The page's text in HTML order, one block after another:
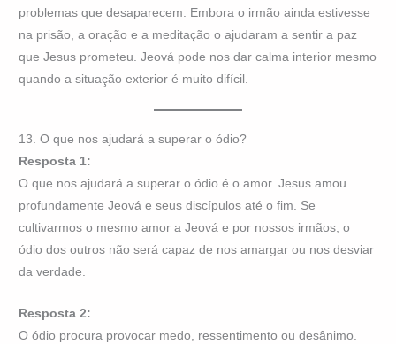
problemas que desaparecem. Embora o irmão ainda estivesse
na prisão, a oração e a meditação o ajudaram a sentir a paz
que Jesus prometeu. Jeová pode nos dar calma interior mesmo
quando a situação exterior é muito difícil.
13. O que nos ajudará a superar o ódio?
Resposta 1:
O que nos ajudará a superar o ódio é o amor. Jesus amou
profundamente Jeová e seus discípulos até o fim. Se
cultivarmos o mesmo amor a Jeová e por nossos irmãos, o
ódio dos outros não será capaz de nos amargar ou nos desviar
da verdade.
Resposta 2:
O ódio procura provocar medo, ressentimento ou desânimo.